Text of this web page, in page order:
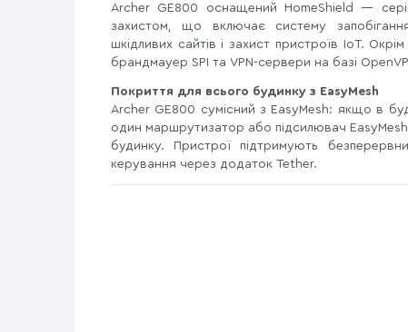
Archer GE800 оснащений HomeShield —
захистом, що включає систему
шкідливих сайтів і захист пристроїв IoT.
брандмауер SPI та VPN-сервери на базі
Покриття для всього будинку з EasyMesh
Archer GE800 сумісний з EasyMesh: якщо в
один маршрутизатор або підсилювач
будинку. Пристрої підтримують
керування через додаток Tether.